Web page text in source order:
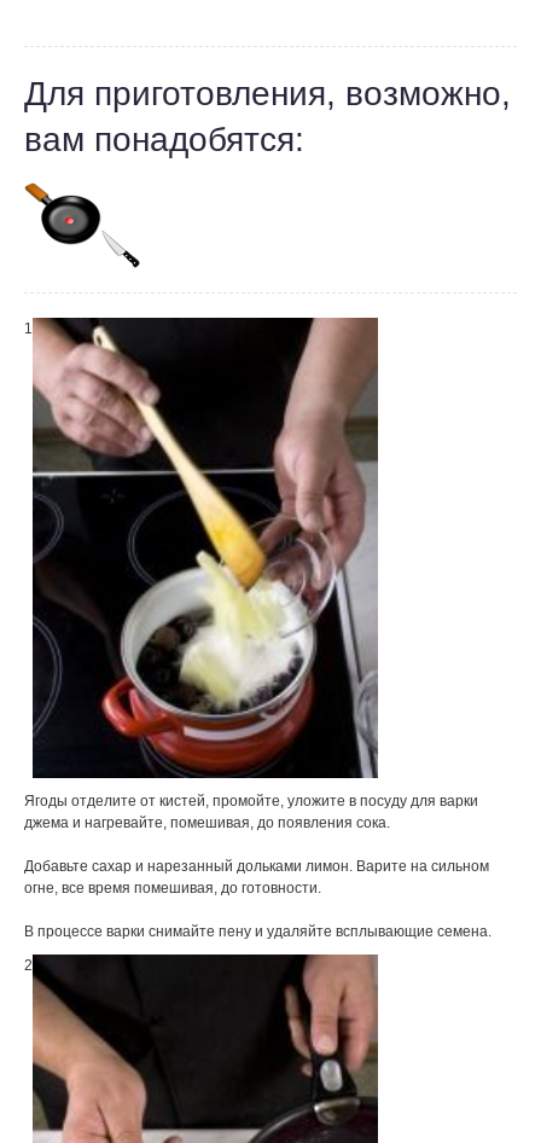
Для приготовления, возможно,
вам понадобятся:
1
Ягоды отделите от кистей, промойте, уложите в посуду для варки
джема и нагревайте, помешивая, до появления сока.
Добавьте сахар и нарезанный дольками лимон. Варите на сильном
огне, все время помешивая, до готовности.
В процессе варки снимайте пену и удаляйте всплывающие семена.
2